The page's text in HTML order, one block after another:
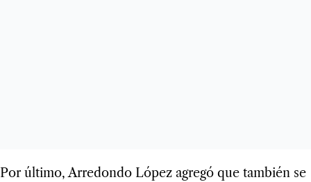
Por último, Arredondo López agregó que también se